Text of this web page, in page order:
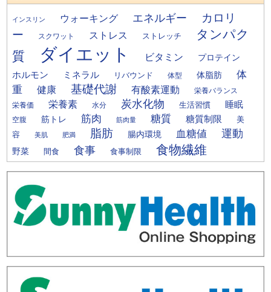
インスリン ウォーキング エネルギー
カロリ
ー
スクワット ストレス ストレッチ
タンパク
質
ダイエット ビタミン
プロテイン
ホルモン
ミネラル リバウンド 体型 体脂肪
体
重
健康 基礎代謝 有酸素運動 栄養バランス
栄養価 栄養素 水分 炭水化物 生活習慣 睡眠
空腹 筋トレ 筋肉 筋肉量 糖質 糖質制限
美
容
美肌 肥満 脂肪 腸内環境 血糖値 運動
野菜 間食 食事 食事制限 食物繊維